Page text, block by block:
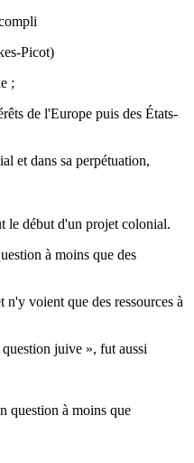
Picot)
;
de l'Europe puis des États-
et dans sa perpétuation,
le début d'un projet colonial.
à moins que des
n'y voient que des ressources à
juive », fut aussi
question à moins que